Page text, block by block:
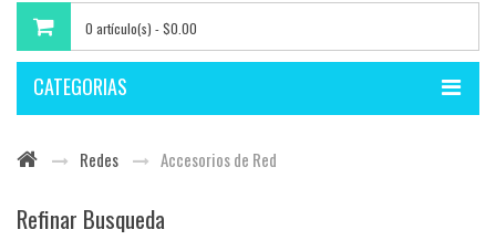
0 artículo(s) - $0.00
CATEGORIAS
Redes Accesorios de Red
Refinar Busqueda